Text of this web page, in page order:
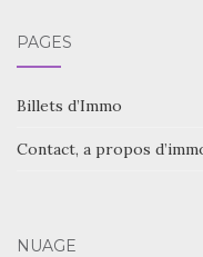
PAGES
Billets d’Immo
Contact, a propos
NUAGE